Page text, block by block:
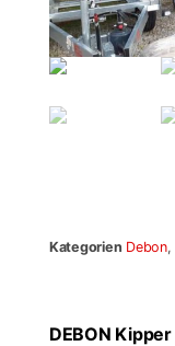
Kategorien Debon,
DEBON Kipper